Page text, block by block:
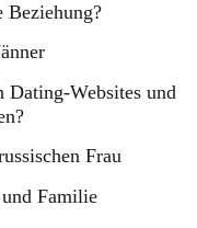
Beziehung?
Dating-Websites und
Frau
Familie